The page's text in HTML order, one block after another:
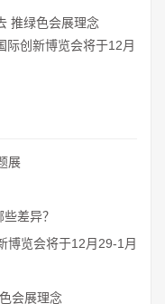
推绿色会展理念
际创新博览会将于12月
展
差异？
博览会将于12月29-1月
会展理念